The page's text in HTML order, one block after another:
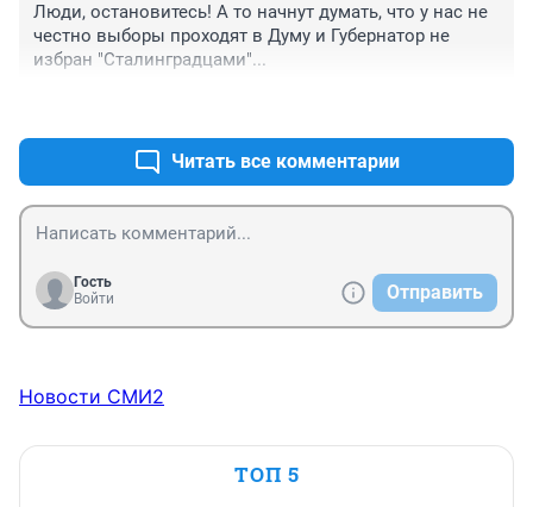
Люди, остановитесь! А то начнут думать, что у нас не
честно выборы проходят в Думу и Губернатор не
избран "Сталинградцами"...
Читать все комментарии
Гость
Войти
Отправить
Новости СМИ2
ТОП 5